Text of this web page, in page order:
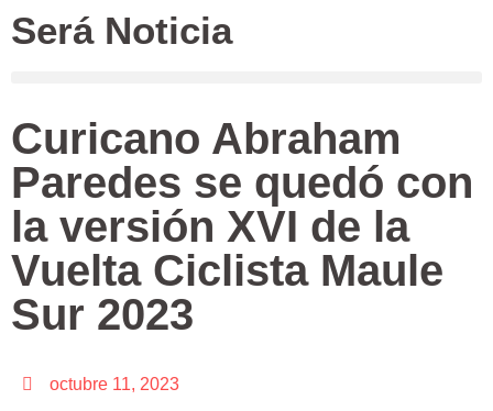
Será Noticia
Curicano Abraham
Paredes se quedó con
la versión XVI de la
Vuelta Ciclista Maule
Sur 2023
octubre 11, 2023